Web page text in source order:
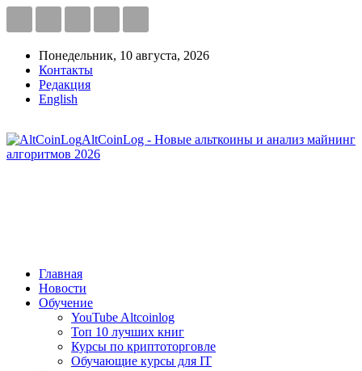
Понедельник, 10 августа, 2026
Контакты
Редакция
English
AltCoinLog - Новые альткоины и анализ майнинг
алгоритмов 2026
Главная
Новости
Обучение
YouTube Altcoinlog
Топ 10 лучших книг
Курсы по криптоторговле
Обучающие курсы для IT